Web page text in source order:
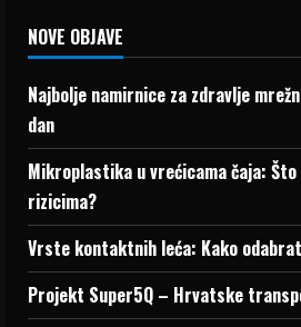
NOVE OBJAVE
Najbolje namirnice za zdravlje
dan
Mikroplastika u vrećicama čaja:
rizicima?
Vrste kontaktnih leća: Kako
Projekt Super5Q – Hrvatske